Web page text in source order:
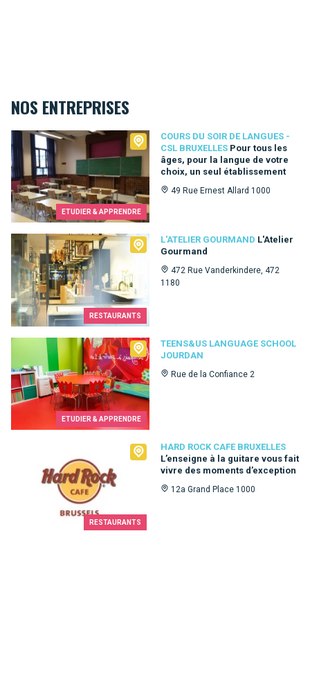
NOS ENTREPRISES
ETUDIER & APPRENDRE
COURS DU SOIR DE LANGUES -
CSL BRUXELLES Pour tous les
âges, pour la langue de votre
choix, un seul établissement
49 Rue Ernest Allard 1000
Cours du Soir de Langues - CSL Bruxelles
RESTAURANTS
L'ATELIER GOURMAND L'Atelier
Gourmand
472 Rue Vanderkindere, 472
1180
L'Atelier Gourmand
ETUDIER & APPRENDRE
TEENS&US LANGUAGE SCHOOL
JOURDAN
Rue de la Confiance 2
Teens&Us language school Jourdan
RESTAURANTS
HARD ROCK CAFE BRUXELLES
L’enseigne à la guitare vous fait
vivre des moments d’exception
12a Grand Place 1000
Hard Rock Cafe Bruxelles